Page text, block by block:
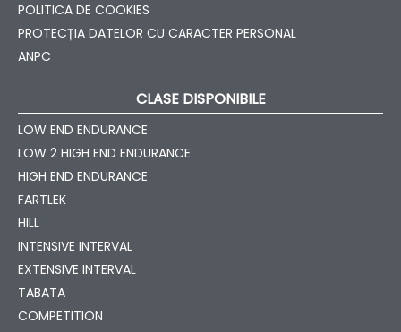
POLITICA DE COOKIES
PROTECȚIA DATELOR CU CARACTER PERSONAL
ANPC
CLASE DISPONIBILE
LOW END ENDURANCE
LOW 2 HIGH END ENDURANCE
HIGH END ENDURANCE
FARTLEK
HILL
INTENSIVE INTERVAL
EXTENSIVE INTERVAL
TABATA
COMPETITION